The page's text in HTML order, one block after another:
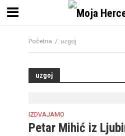
Početna / uzgoj
uzgoj
IZDVAJAMO
Petar Mihić iz